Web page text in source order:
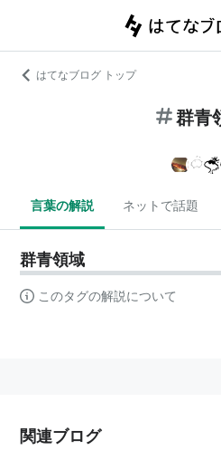
はてなブログ トップ
群青
言葉の解説 ネットで話題
群青領域
このタグの解説について
関連ブログ